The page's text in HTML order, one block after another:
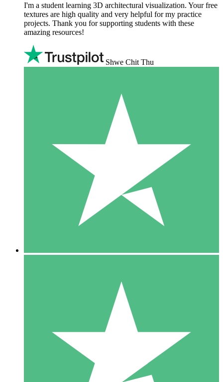
I'm a student learning 3D architectural visualization. Your free
textures are high quality and very helpful for my practice
projects. Thank you for supporting students with these
amazing resources!
Shwe Chit Thu